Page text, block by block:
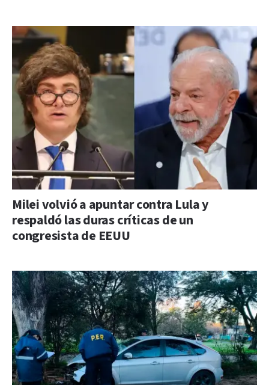
Milei volvió a apuntar contra Lula y
respaldó las duras críticas de un
congresista de EEUU